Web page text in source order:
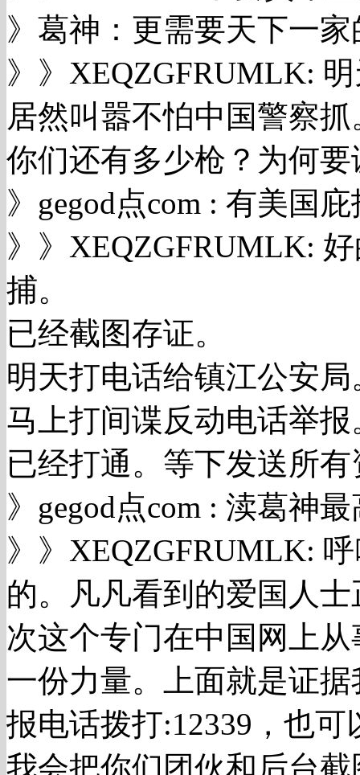
》葛神：更需要天下一
》》XEQZGFRUMLK:
居然叫嚣不怕中国警察抓
你们还有多少枪？为何
》gegod点com : 有美国
》》XEQZGFRUMLK:
捕。
已经截图存证。
明天打电话给镇江公安局
马上打间谍反动电话举报
已经打通。等下发送所
》gegod点com : 渎葛神
》》XEQZGFRUMLK:
的。凡凡看到的爱国人
次这个专门在中国网上
一份力量。上面就是证
报电话拨打:12339，也可
我会把你们团伙和后台